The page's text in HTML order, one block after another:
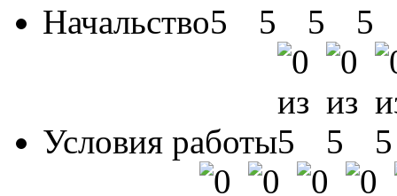
Начальство
Условия работы